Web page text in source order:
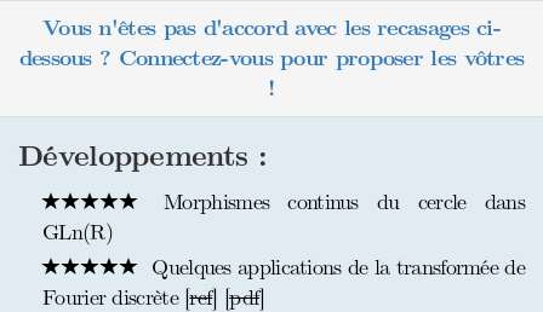
Vous n'êtes pas d'accord avec les recasages ci-
dessous ? Connectez-vous pour proposer les vôtres
!
Développements :
Morphismes continus du cercle dans
GLn(R)
Quelques applications de la transformée de
Fourier discrète [ref] [pdf]